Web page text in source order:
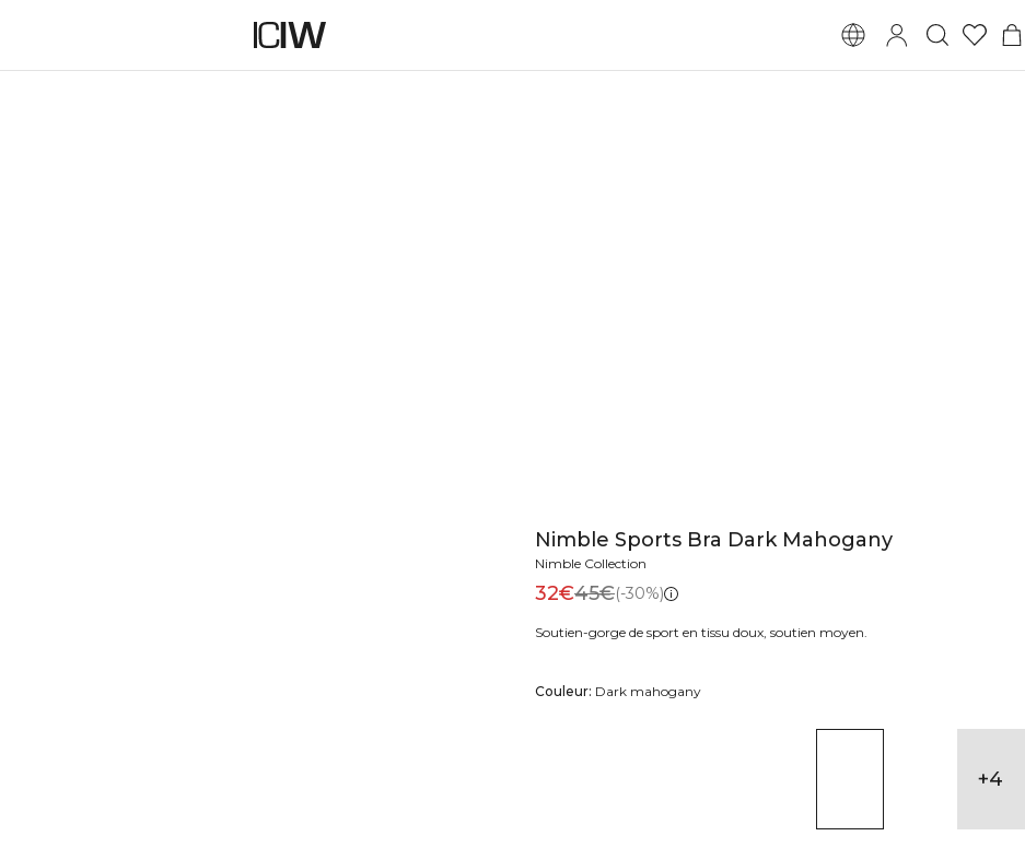
Nimble Sports Bra Dark Mahogany
Nimble Collection
32€45€(-30%)
Soutien-gorge de sport en tissu doux, soutien moyen.
Couleur: Dark mahogany
+4